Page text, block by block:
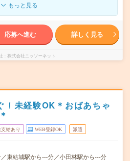
もっと見る
応募へ進む 詳しく見る
株式会社ニッソーネット
！未経験OK＊おばあちゃ
給あり WEB登録OK 派遣
東結城駅から---分／小田林駅から---分